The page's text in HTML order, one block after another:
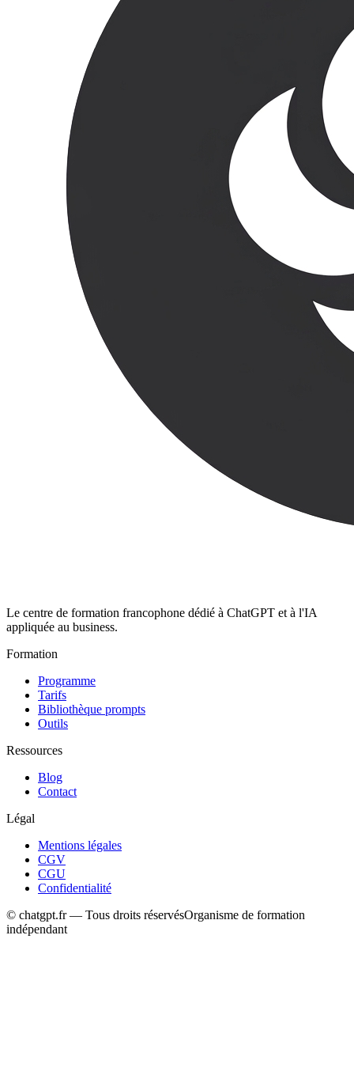
Le centre de formation francophone dédié à ChatGPT et à l'IA
appliquée au business.
Formation
Programme
Tarifs
Bibliothèque prompts
Outils
Ressources
Blog
Contact
Légal
Mentions légales
CGV
CGU
Confidentialité
© chatgpt.fr — Tous droits réservésOrganisme de formation
indépendant